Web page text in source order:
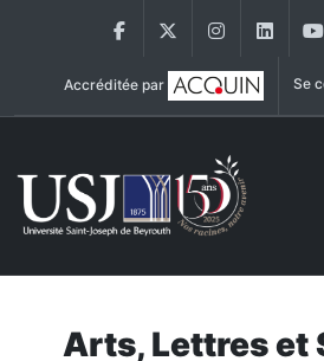
FacebookTwitter Instagram
Accréditée par Se
Arts, Lettres et